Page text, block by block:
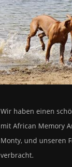
Wir haben einen
mit African Memory
Monty, und unseren
verbracht.